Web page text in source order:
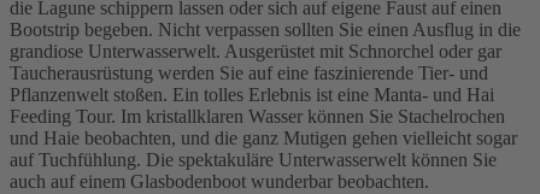
die Lagune schippern lassen oder sich auf eigene Faust auf einen
Bootstrip begeben. Nicht verpassen sollten Sie einen Ausflug in die
grandiose Unterwasserwelt. Ausgerüstet mit Schnorchel oder gar
Taucherausrüstung werden Sie auf eine faszinierende Tier- und
Pflanzenwelt stoßen. Ein tolles Erlebnis ist eine Manta- und Hai
Feeding Tour. Im kristallklaren Wasser können Sie Stachelrochen
und Haie beobachten, und die ganz Mutigen gehen vielleicht sogar
auf Tuchfühlung. Die spektakuläre Unterwasserwelt können Sie
auch auf einem Glasbodenboot wunderbar beobachten.